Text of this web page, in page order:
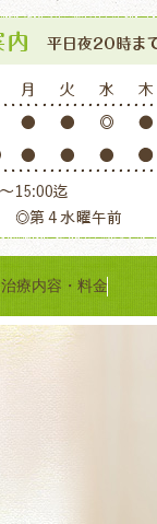
治療内容・料金